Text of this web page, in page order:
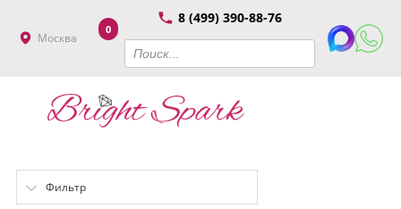
Москва
8 (499) 390-88-76
0
Фильтр